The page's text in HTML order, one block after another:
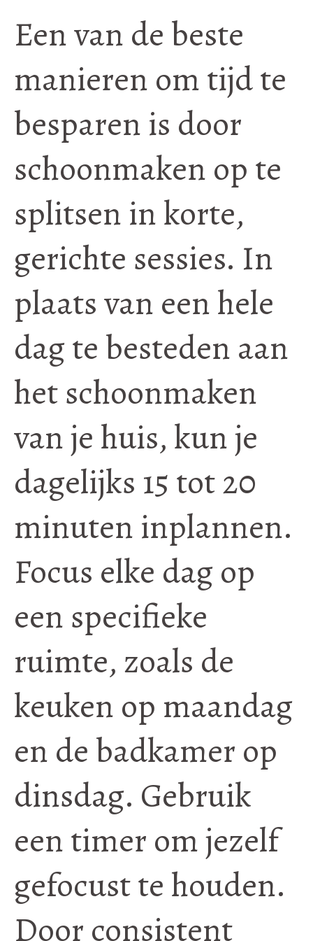
Een van de beste
manieren om tijd te
besparen is door
schoonmaken op te
splitsen in korte,
gerichte sessies. In
plaats van een hele
dag te besteden aan
het schoonmaken
van je huis, kun je
dagelijks 15 tot 20
minuten inplannen.
Focus elke dag op
een specifieke
ruimte, zoals de
keuken op maandag
en de badkamer op
dinsdag. Gebruik
een timer om jezelf
gefocust te houden.
Door consistent